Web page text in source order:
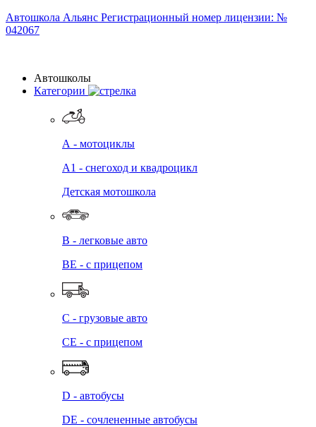
Автошкола Альянс Регистрационный номер лицензии: №
042067
Автошколы
Категории
А - мотоциклы
A1 - снегоход и квадроцикл
Детская мотошкола
B - легковые авто
BE - с прицепом
C - грузовые авто
СЕ - с прицепом
D - автобусы
DE - сочлененные автобусы